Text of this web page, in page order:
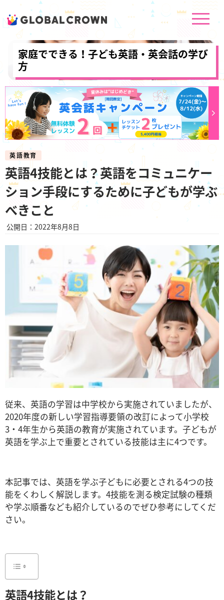
家庭でできる！子ども英語・英会話の学び
方
英語教育
英語4技能とは？英語をコミュニケー
ション手段にするために子どもが学ぶ
べきこと
公開日：2022年8月8日
従来、英語の学習は中学校から実施されていましたが、
2020年度の新しい学習指導要領の改訂によって小学校
3・4年生から英語の教育が実施されています。子どもが
英語を学ぶ上で重要とされている技能は主に4つです。
本記事では、英語を学ぶ子どもに必要とされる4つの技
能をくわしく解説します。4技能を測る検定試験の種類
や学ぶ順番なども紹介しているのでぜひ参考にしてくだ
さい。
英語4技能とは？